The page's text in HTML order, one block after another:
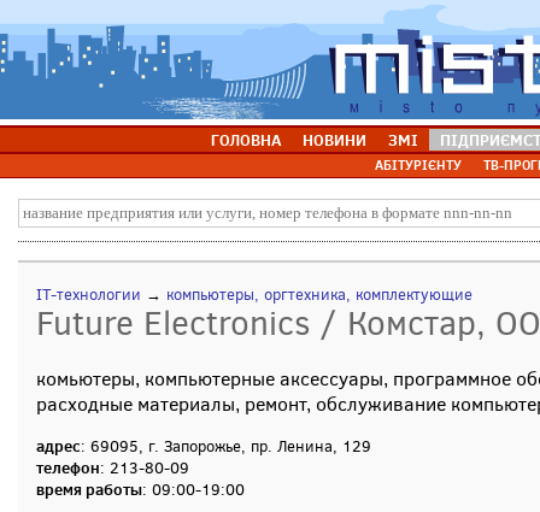
ГОЛОВНА НОВИНИ ЗМІ
АБІТУРІЄНТУ ТВ-
IT-технологии → компьютеры, оргтехника, комплектующие
Future Electronics / Комстар,
комьютеры, компьютерные аксессуары, программное
расходные материалы, ремонт, обслуживание
адрес: 69095, г. Запорожье, пр. Ленина, 129
телефон: 213-80-09
время работы: 09:00-19:00